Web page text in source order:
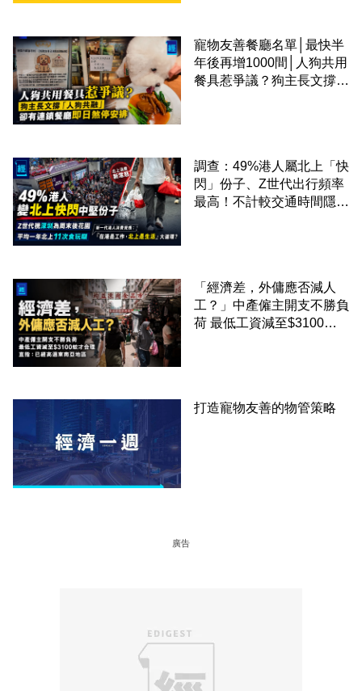
寵物友善餐廳名單│最快半
年後再增1000間│人狗共用
餐具惹爭議？狗主長文撐
調查：49%港人屬北上「快
閃」份子、Z世代出行頻率
最高！不計較交通時間隱形
「經濟差，外傭應否減人
工？」中產僱主開支不勝負
荷 最低工資減至$3100蚊
打造寵物友善的物管策略
廣告